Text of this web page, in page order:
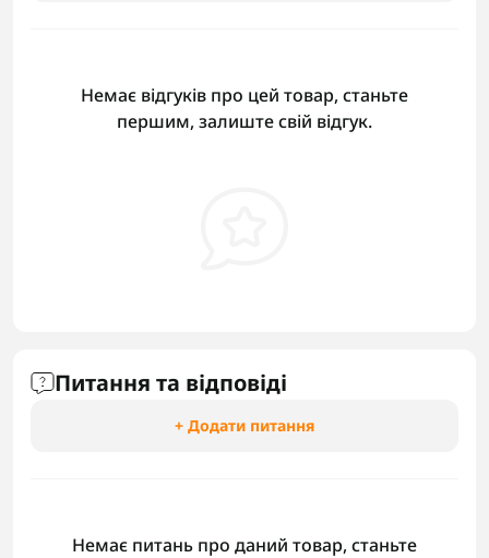
Немає відгуків про цей товар, станьте
першим, залиште свій відгук.
Питання та відповіді
+ Додати питання
Немає питань про даний товар, станьте